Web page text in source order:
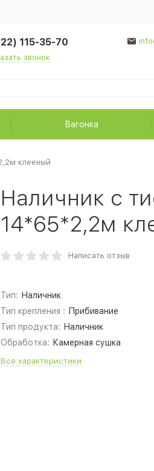
115-35-70
звонок
Вагонка
клееный
Наличник с
14*65*2,2м
Написать отзыв
Тип: Наличник
Тип крепления : Прибивание
Тип продукта: Наличник
Обработка: Камерная сушка
Все характеристики